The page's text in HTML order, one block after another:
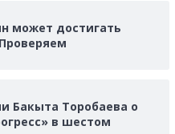
может достигать
Бакыта Торобаева о
в шестом